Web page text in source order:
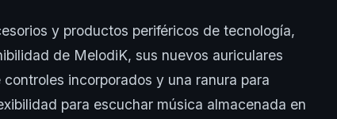
y productos periféricos de tecnología,
de MelodiK, sus nuevos auriculares
incorporados y una ranura para
para escuchar música almacenada en